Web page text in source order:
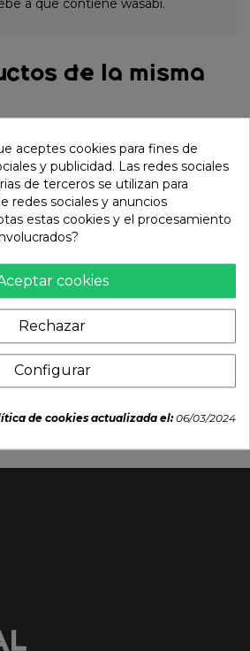
de la misma
15g
Cangrejo nieve 320g
18,15 €
aceptes cookies para fines de
y publicidad. Las redes sociales
de terceros se utilizan para
redes sociales y anuncios
estas cookies y el procesamiento
cookies
Rechazar
Configurar
de cookies actualizada el:06/03/2024